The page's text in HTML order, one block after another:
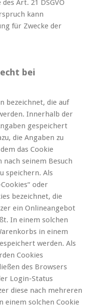
Art. 21 DSGVO
kann
für Zwecke der
bei
bezeichnet, die auf
Innerhalb der
gespeichert
die Angaben zu
das Cookie
seinem Besuch
speichern. Als
oder
bezeichnet, die
ein Onlineangebot
In einem solchen
in einem
werden. Als
Cookies
des Browsers
Login-Status
diese nach mehreren
einem solchen Cookie